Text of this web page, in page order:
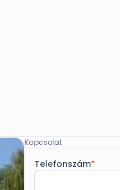
Kapcsolat
Telefonszám*